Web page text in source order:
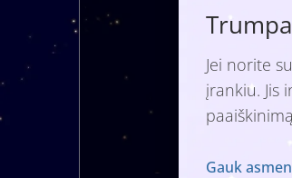
Jei norite
įrankiu. Jis
Gauk